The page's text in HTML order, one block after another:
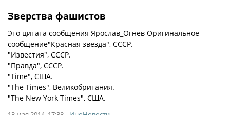
Зверства фашистов
Это цитата сообщения Ярослав_Огнев Оригинальное
сообщение"Красная звезда", СССР.
"Известия", СССР.
"Правда", СССР.
"Time", США.
"The Times", Великобритания.
"The New York Times", США.